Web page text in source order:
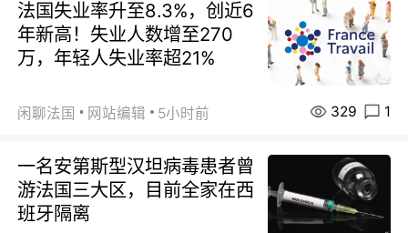
法国失业率升至8.3%，创近6
年新高！失业人数增至270
万，年轻人失业率超21%
闲聊法国 网站编辑 5小时前 329 1
一名安第斯型汉坦病毒患者曾
游法国三大区，目前全家在西
班牙隔离